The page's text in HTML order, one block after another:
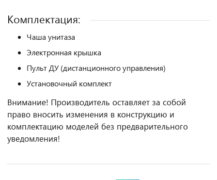
Комплектация:
Чаша унитаза
Электронная крышка
Пульт ДУ (дистанционного управления)
Установочный комплект
Внимание! Производитель оставляет за собой
право вносить изменения в конструкцию и
комплектацию моделей без предварительного
уведомления!